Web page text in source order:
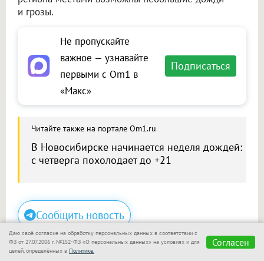
и грозы.
Не пропускайте
важное — узнавайте
первыми с Om1 в
«Макс»
Подписаться
Читайте также на портале Om1.ru
В Новосибирске начинается неделя дождей:
с четверга похолодает до +21
Сообщить новость
Размещение рекламы
Даю своё согласие на обработку персональных данных в соответствии с
ФЗ от 27.07.2006 г. №152-ФЗ «О персональных данных» на условиях и для
целей, определённых в Политике.
Согласен